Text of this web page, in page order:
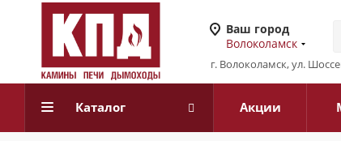
Ваш город
Волоколамск
г. Волоколамск, ул.
Каталог Акции